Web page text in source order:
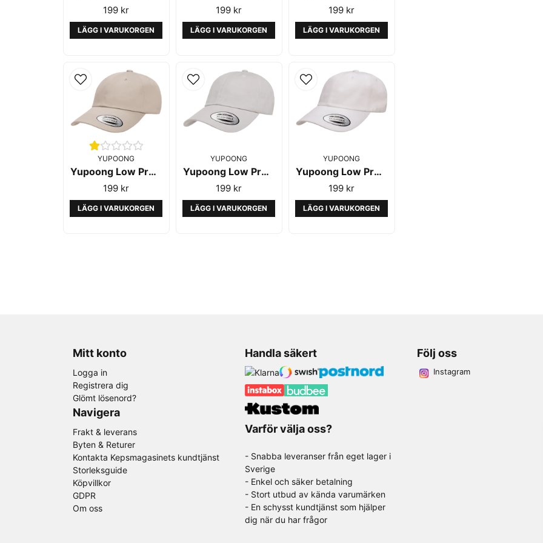
199 kr
LÄGG I VARUKORGEN
199 kr
LÄGG I VARUKORGEN
199 kr
LÄGG I VARUKORGEN
YUPOONG
Yupoong Low Profile Cotton Twill Stone
199 kr
LÄGG I VARUKORGEN
YUPOONG
Yupoong Low Profile Cotton Twill Silver
199 kr
LÄGG I VARUKORGEN
YUPOONG
Yupoong Low Profile Cotton Twill White
199 kr
LÄGG I VARUKORGEN
Mitt konto
Logga in
Registrera dig
Glömt lösenord?
Navigera
Frakt & leverans
Byten & Returer
Kontakta Kepsmagasinets kundtjänst
Storleksguide
Köpvillkor
GDPR
Om oss
Handla säkert
Varför välja oss?
- Snabba leveranser från eget lager i
Sverige
- Enkel och säker betalning
- Stort utbud av kända varumärken
- En schysst kundtjänst som hjälper
dig när du har frågor
Följ oss
Instagram